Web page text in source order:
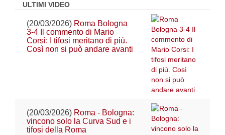
ULTIMI VIDEO
(20/03/2026) Roma Bologna
3-4 Il commento di Mario
Corsi: I tifosi meritano di più.
Così non si può andare avanti
(20/03/2026) Roma - Bologna:
vincono solo la Curva Sud e i
tifosi della Roma